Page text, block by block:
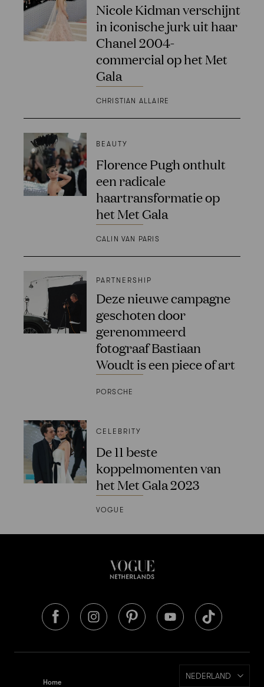
Nicole Kidman verschijnt
in iconische jurk uit haar
Chanel 2004-
commercial op het Met
Gala
CHRISTIAN ALLAIRE
BEAUTY
Florence Pugh onthult
een radicale
haartransformatie op
het Met Gala
CALIN VAN PARIS
PARTNERSHIP
Deze nieuwe campagne
geschoten door
gerenommeerd
fotograaf Bastiaan
Woudt is een piece of art
PORSCHE
CELEBRITY
De 11 beste
koppelmomenten van
het Met Gala 2023
VOGUE
Home
NEDERLAND